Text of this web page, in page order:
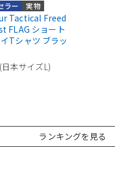
実物
ラー
Tactical Freed
FLAG ショート
Tシャツ ブラッ
日本サイズL)
ランキングを見る